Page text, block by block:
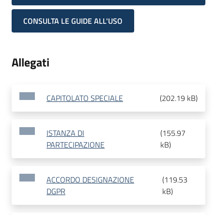
CONSULTA LE GUIDE ALL'USO
Allegati
CAPITOLATO SPECIALE (202.19 kB)
ISTANZA DI
PARTECIPAZIONE
(155.97
kB)
ACCORDO DESIGNAZIONE
DGPR
(119.53
kB)